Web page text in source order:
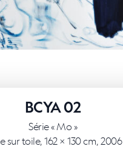
BCYA 02
Série « Mo »
sur toile, 162 × 130 cm, 2006